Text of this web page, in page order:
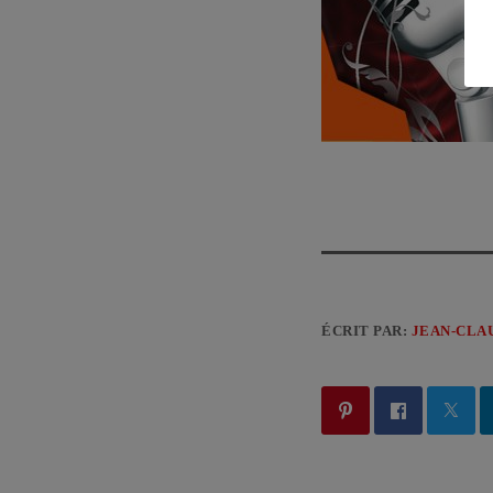
ÉCRIT PAR: JEAN-